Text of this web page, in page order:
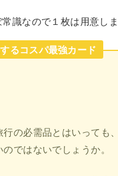
識なので１枚は用意しま
るコスパ最強カード
の必需品とはいっても
ではないでしょうか。